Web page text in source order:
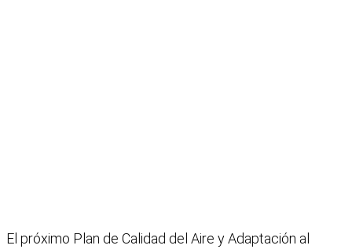
El próximo Plan de Calidad del Aire y Adaptación al